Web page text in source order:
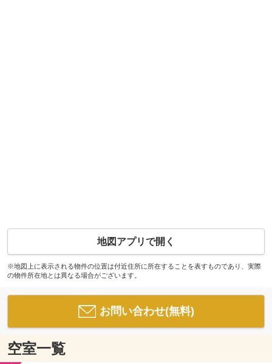
地図アプリで開く
※地図上に表示される物件の位置は付近住所に所在することを表すものであり、実際
の物件所在地とは異なる場合がございます。
お問い合わせ(無料)
空室一覧